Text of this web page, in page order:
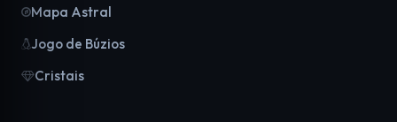
Mapa Astral
Jogo de Búzios
Cristais